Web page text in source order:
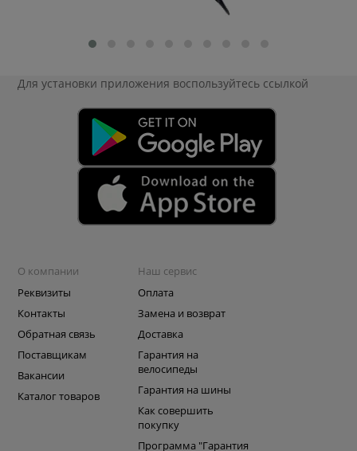
Для установки приложения воспользуйтесь ссылкой
О компании
Реквизиты
Контакты
Обратная связь
Поставщикам
Вакансии
Каталог товаров
Наш сервис
Оплата
Замена и возврат
Доставка
Гарантия на
велосипеды
Гарантия на шины
Как совершить
покупку
Программа "Гарантия